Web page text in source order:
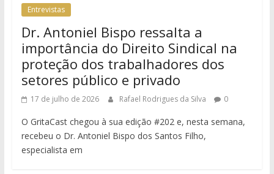
Entrevistas
Dr. Antoniel Bispo ressalta a
importância do Direito Sindical na
proteção dos trabalhadores dos
setores público e privado
17 de julho de 2026 Rafael Rodrigues da Silva 0
O GritaCast chegou à sua edição #202 e, nesta semana,
recebeu o Dr. Antoniel Bispo dos Santos Filho,
especialista em